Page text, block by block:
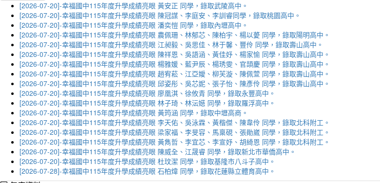
[2026-07-20]-幸福國中115年度升學成績亮眼 黃安正 同學，錄取武陵高中。
[2026-07-20]-幸福國中115年度升學成績亮眼 陳冠謀、李庭安、李訓睿同學，錄取桃園高中。
[2026-07-20]-幸福國中115年度升學成績亮眼 潘奕愷 同學，錄取內壢高中。
[2026-07-20]-幸福國中115年度升學成績亮眼 農佩珊、林郁芯、陳柏宇、楊以薆 同學，錄取陽明高中。
[2026-07-20]-幸福國中115年度升學成績亮眼 江昶毅、吳思佳、林于馨、豐伶 同學，錄取壽山高中。
[2026-07-20]-幸福國中115年度升學成績亮眼 陳祥恩、吳語涵、黃佳妤、楊家愉 同學，錄取壽山高中。
[2026-07-20]-幸福國中115年度升學成績亮眼 楊雅媛、藍尹辰、楊琇雯、官頡慶 同學，錄取壽山高中。
[2026-07-20]-幸福國中115年度升學成績亮眼 趙宥菘、江亞嬡、柳芙漩、陳佩萱 同學，錄取壽山高中。
[2026-07-20]-幸福國中115年度升學成績亮眼 邱姿彤、吳芯妮、張子怡、陳彥伶 同學，錄取壽山高中。
[2026-07-20]-幸福國中115年度升學成績亮眼 廖凰淇、徐攸青 同學，錄取永豐高中。
[2026-07-20]-幸福國中115年度升學成績亮眼 林子琦、林沄嬨 同學，錄取羅浮高中。
[2026-07-20]-幸福國中115年度升學成績亮眼 黃筠涵 同學，錄取中壢高商。
[2026-07-20]-幸福國中115年度升學成績亮眼 李天佑、吳泳霖、黃楷傑、陳韋伶 同學，錄取北科附工。
[2026-07-20]-幸福國中115年度升學成績亮眼 梁家福、李旻容、馬稟硯、張勛崴 同學，錄取北科附工。
[2026-07-20]-幸福國中115年度升學成績亮眼 黃雋哲、李宜芯、李宣妤、胡綺恩 同學，錄取北科附工。
[2026-07-20]-幸福國中115年度升學成績亮眼 陳威全、江晟睿 同學，錄取新北市華僑高中。
[2026-07-20]-幸福國中115年度升學成績亮眼 杜玟潔 同學，錄取基隆市八斗子高中。
[2026-07-28]-幸福國中115年度升學成績亮眼 石柏煒 同學，錄取花蓮縣立體育高中。